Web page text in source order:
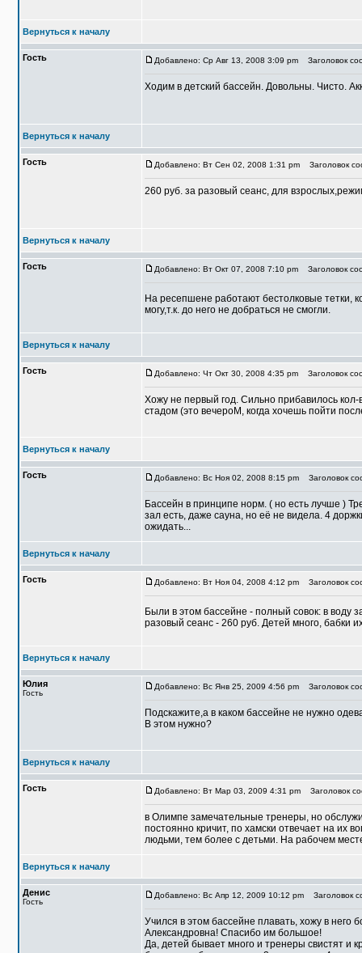
Вернуться к началу
Гость Добавлено: Ср Авг 13, 2008 3:09 pm Заголовок
Ходим в детский бассейн. Довольны. Чисто.
Вернуться к началу
Гость Добавлено: Вт Сен 02, 2008 1:31 pm Заголовок
260 руб. за разовый сеанс, для
Вернуться к началу
Гость Добавлено: Вт Окт 07, 2008 7:10 pm Заголовок
На ресепшене работают бестолковые тетки,
могу,т.к. до него не добраться не смогли.
Вернуться к началу
Гость Добавлено: Чт Окт 30, 2008 4:35 pm Заголовок
Хожу не первый год. Сильно прибавилось
стадом (это вечероМ, когда хочешь пойти
Вернуться к началу
Гость Добавлено: Вс Ноя 02, 2008 8:15 pm Заголовок
Бассейн в принципе норм. ( но есть лучше )
зал есть, даже сауна, но её не видела. 4
ожидать...
Вернуться к началу
Гость Добавлено: Вт Ноя 04, 2008 4:12 pm Заголовок
Были в этом бассейне - полный совок: в воду
разовый сеанс - 260 руб. Детей много, бабки
Вернуться к началу
Юлия
Гость
Добавлено: Вс Янв 25, 2009 4:56 pm Заголовок
Подскажите,а в каком бассейне не нужно
В этом нужно?
Вернуться к началу
Гость Добавлено: Вт Мар 03, 2009 4:31 pm Заголовок
в Олимпе замечательные тренеры, но
постоянно кричит, по хамски отвечает на их
людьми, тем более с детьми. На рабочем
Вернуться к началу
Денис
Гость
Добавлено: Вс Апр 12, 2009 10:12 pm Заголовок
Учился в этом бассейне плавать, хожу в
Александровна! Спасибо им большое!
Да, детей бывает много и тренеры свистят и